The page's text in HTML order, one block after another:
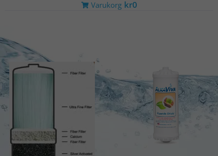
Varukorg kr0